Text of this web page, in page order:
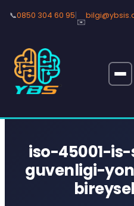
📞0850 304 60 95|
✉️
iso-45001-
guvenligi-